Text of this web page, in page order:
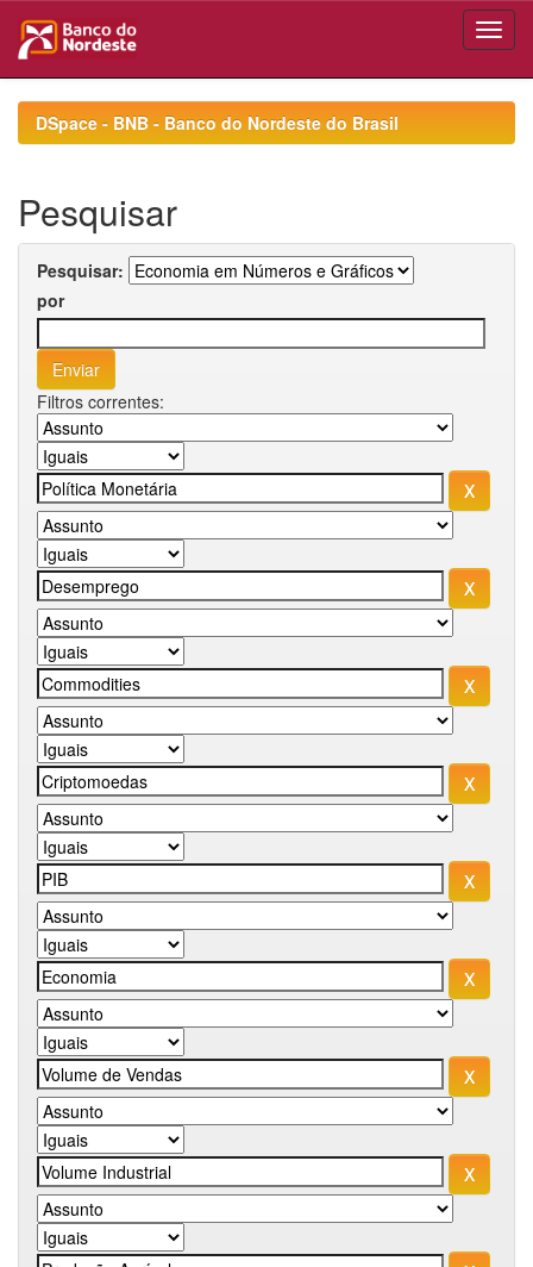
navigationDSpace - BNB - Banco do Nordeste do Brasil
Pesquisar
Pesquisar:
por
Filtros correntes: